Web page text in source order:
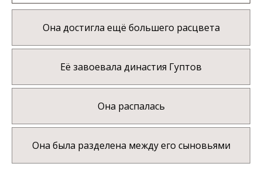
Она достигла ещё большего расцвета
Её завоевала династия Гуптов
Она распалась
Она была разделена между его сыновьями